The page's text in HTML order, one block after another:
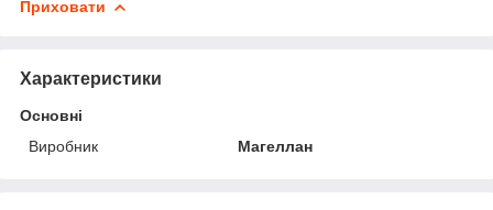
Приховати
Характеристики
Основні
Виробник
Магеллан